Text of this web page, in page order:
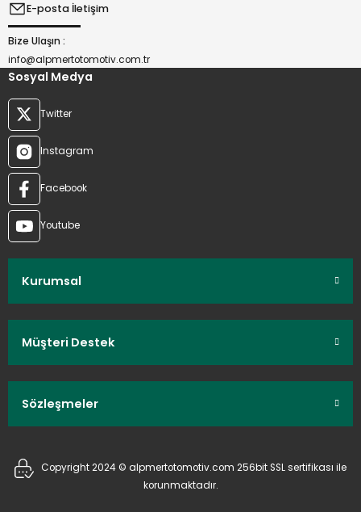
E-posta İletişim
Bize Ulaşın :
info@alpmertotomotiv.com.tr
Sosyal Medya
Twitter
Instagram
Facebook
Youtube
Kurumsal
Müşteri Destek
Sözleşmeler
Copyright 2024 © alpmertotomotiv.com 256bit SSL sertifikası ile
korunmaktadır.